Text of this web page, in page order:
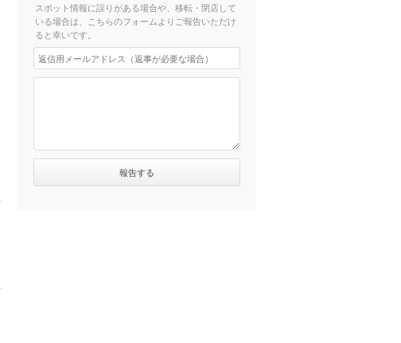
スポット情報に誤りがある場合や、移転・閉店して
いる場合は、こちらのフォームよりご報告いただけ
ると幸いです。